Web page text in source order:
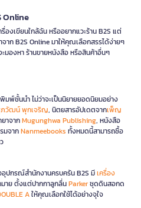
Online
งเขียนใกล้ฉัน หรืออยากแวะร้าน B2S แต่
จาก B2S Online มาให้คุณเลือกสรรได้ง่ายๆ
องหา ร้านขายหนังสือ หรือสินค้าอื่นๆ
มพ์ชั้นนำ ไม่ว่าจะเป็นนิยายยอดนิยมอย่าง
ภวัฒน์ พุกเจริญ, นิตยสารอัปเดตจากเพ็ญ
าจากMugunghwa Publishing, หนังสือ
มจากNanmeebooks ทั้งหมดนี้สามารถซื้อ
ปกรณ์สำนักงานครบครัน B2S มีเครื่อง
มาย ตั้งแต่ปากกาลูกลื่นParkerชุดดินสอกด
Aให้คุณเลือกใช้ได้อย่างจุใจ